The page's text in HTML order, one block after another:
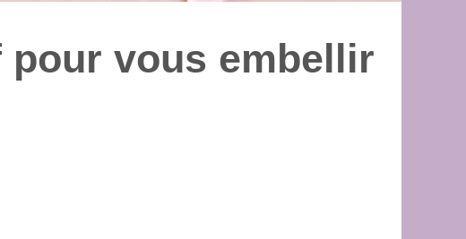
vous embellir